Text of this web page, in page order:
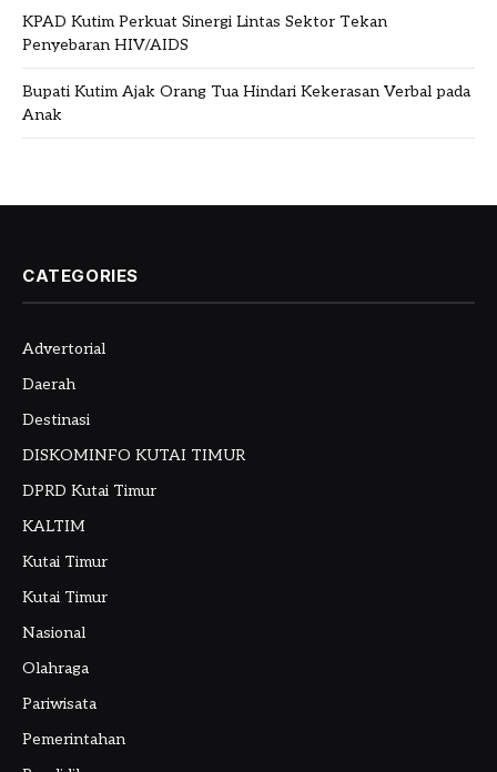
KPAD Kutim Perkuat Sinergi Lintas Sektor Tekan
Penyebaran HIV/AIDS
Bupati Kutim Ajak Orang Tua Hindari Kekerasan Verbal pada
Anak
CATEGORIES
Advertorial
Daerah
Destinasi
DISKOMINFO KUTAI TIMUR
DPRD Kutai Timur
KALTIM
Kutai Timur
Kutai Timur
Nasional
Olahraga
Pariwisata
Pemerintahan